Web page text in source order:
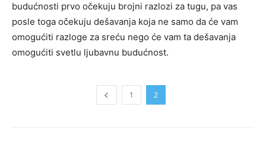
budućnosti prvo očekuju brojni razlozi za tugu, pa vas
posle toga očekuju dešavanja koja ne samo da će vam
omogućiti razloge za sreću nego će vam ta dešavanja
omogućiti svetlu ljubavnu budućnost.
1 2